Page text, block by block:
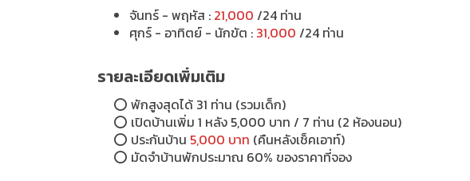
จันทร์ - พฤหัส : 21,000 /24 ท่าน
ศุกร์ - อาทิตย์ - นักขัต : 31,000 /24 ท่าน
รายละเอียดเพิ่มเติม
⭕ พักสูงสุดได้ 31 ท่าน (รวมเด็ก)
⭕ เปิดบ้านเพิ่ม 1 หลัง 5,000 บาท / 7 ท่าน (2 ห้องนอน)
⭕ ประกันบ้าน 5,000 บาท (คืนหลังเช็คเอาท์)
⭕ มัดจำบ้านพักประมาณ 60% ของราคาที่จอง